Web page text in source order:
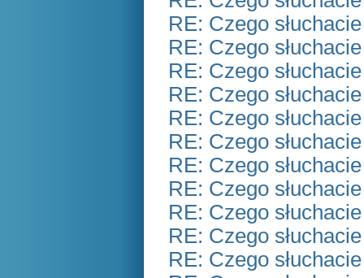
RE: Czego
RE: Czego
RE: Czego
RE: Czego
RE: Czego
RE: Czego
RE: Czego
RE: Czego
RE: Czego
RE: Czego
RE: Czego